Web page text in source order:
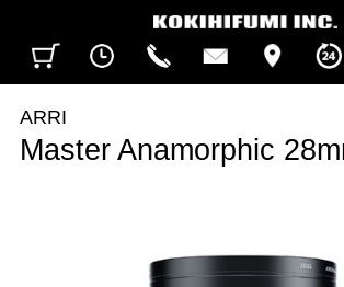
ARRI
Master Anamorphic